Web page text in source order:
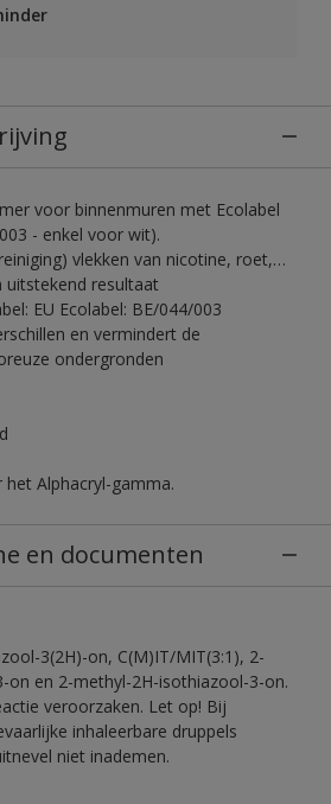
voor binnenmuren met Ecolabel
- enkel voor wit).
vlekken van nicotine, roet,…
resultaat
EU Ecolabel: BE/044/003
en vermindert de
ondergronden
Alphacryl-gamma.
en documenten
3(2H)-on, C(M)IT/MIT(3:1), 2-
on en 2-methyl-2H-isothiazool-3-on.
veroorzaken. Let op! Bij
inhaleerbare druppels
niet inademen.